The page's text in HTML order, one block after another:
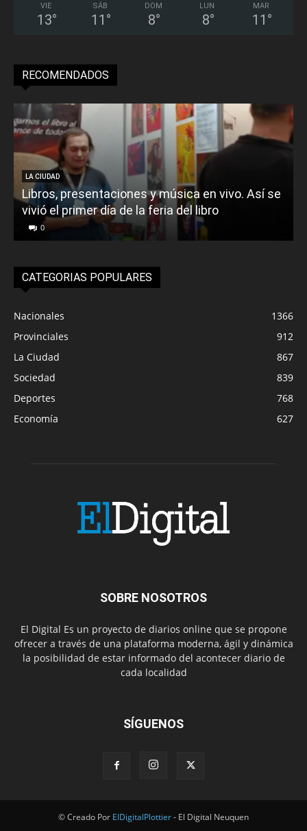
VIE
13°
SÁB
11 °
DOM
8°
LUN
8°
MAR
11 °
RECOMENDADOS
LA CIUDAD
Libros, presentaciones y música en vivo. Así se
vivió el primer día de la feria del libro
0
CATEGORIAS POPULARES
Nacionales
1366
Provinciales
912
La Ciudad
867
Sociedad
839
Deportes
768
Economía
627
SOBRE NOSOTROS
El Digital Es un proyecto de diarios online que se propone
ofrecer a través de una plataforma moderna, ágil y dinámica
la posibilidad de estar informado del acontecer diario de
cada localidad
SÍGUENOS
© Creado Por ElDigitalPlottier- El Digital Neuquen